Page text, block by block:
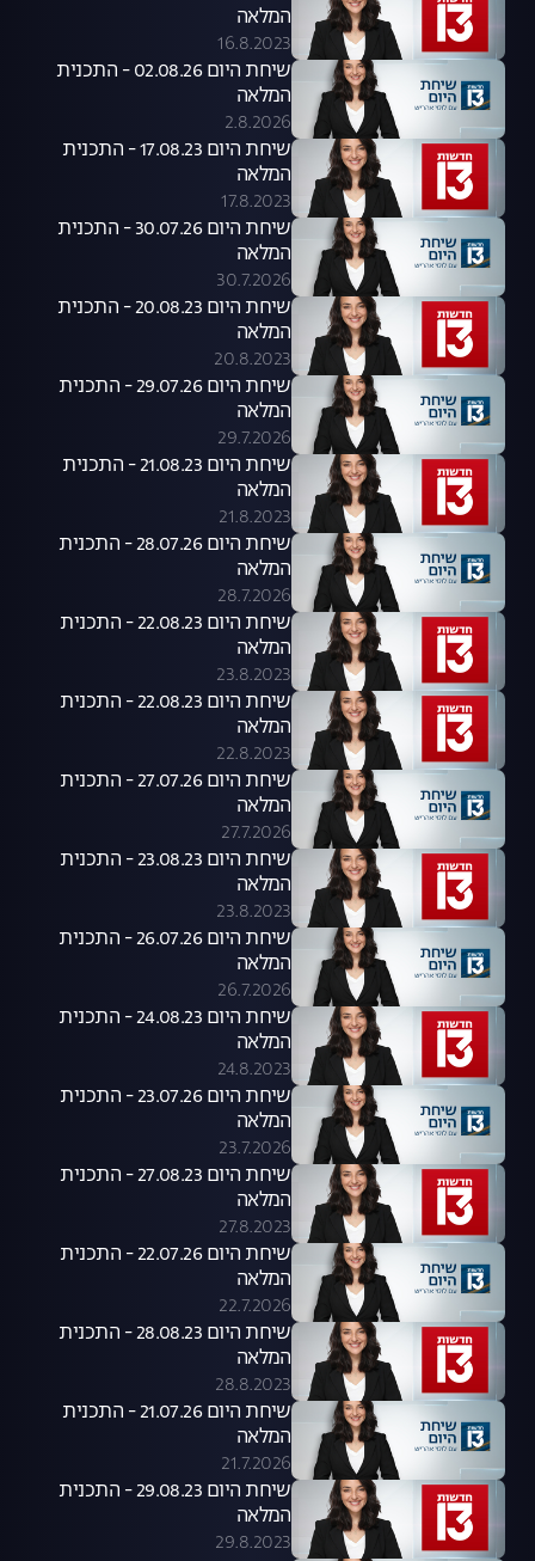
המלאה
16.8.2023
שיחת היום 02.08.26 - התכנית
המלאה
2.8.2026
שיחת היום 17.08.23 - התכנית
המלאה
17.8.2023
שיחת היום 30.07.26 - התכנית
המלאה
30.7.2026
שיחת היום 20.08.23 - התכנית
המלאה
20.8.2023
שיחת היום 29.07.26 - התכנית
המלאה
29.7.2026
שיחת היום 21.08.23 - התכנית
המלאה
21.8.2023
שיחת היום 28.07.26 - התכנית
המלאה
28.7.2026
שיחת היום 22.08.23 - התכנית
המלאה
23.8.2023
שיחת היום 22.08.23 - התכנית
המלאה
22.8.2023
שיחת היום 27.07.26 - התכנית
המלאה
27.7.2026
שיחת היום 23.08.23 - התכנית
המלאה
23.8.2023
שיחת היום 26.07.26 - התכנית
המלאה
26.7.2026
שיחת היום 24.08.23 - התכנית
המלאה
24.8.2023
שיחת היום 23.07.26 - התכנית
המלאה
23.7.2026
שיחת היום 27.08.23 - התכנית
המלאה
27.8.2023
שיחת היום 22.07.26 - התכנית
המלאה
22.7.2026
שיחת היום 28.08.23 - התכנית
המלאה
28.8.2023
שיחת היום 21.07.26 - התכנית
המלאה
21.7.2026
שיחת היום 29.08.23 - התכנית
המלאה
29.8.2023